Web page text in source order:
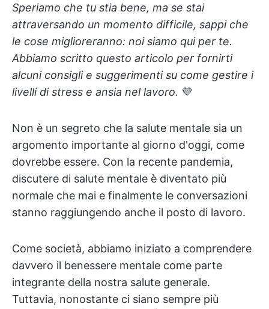
Speriamo che tu stia bene, ma se stai
attraversando un momento difficile, sappi che
le cose miglioreranno: noi siamo qui per te.
Abbiamo scritto questo articolo per fornirti
alcuni consigli e suggerimenti su come gestire i
livelli di stress e ansia nel lavoro. 💜
Non è un segreto che la salute mentale sia un
argomento importante al giorno d'oggi, come
dovrebbe essere. Con la recente pandemia,
discutere di salute mentale è diventato più
normale che mai e finalmente le conversazioni
stanno raggiungendo anche il posto di lavoro.
Come società, abbiamo iniziato a comprendere
davvero il benessere mentale come parte
integrante della nostra salute generale.
Tuttavia, nonostante ci siano sempre più